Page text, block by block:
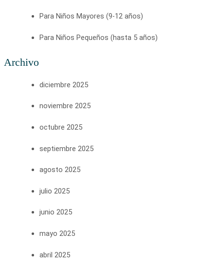
Para Niños Mayores (9-12 años)
Para Niños Pequeños (hasta 5 años)
Archivo
diciembre 2025
noviembre 2025
octubre 2025
septiembre 2025
agosto 2025
julio 2025
junio 2025
mayo 2025
abril 2025